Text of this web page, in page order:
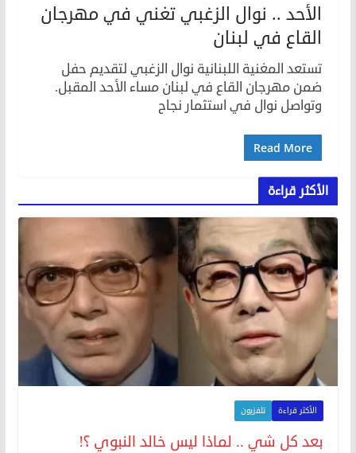
الأحد .. نوال الزغبي تغني في مهرجان
القاع في لبنان
تستعد المغنية اللبنانية نوال الزغبي لتقديم حفل
ضمن مهرجان القاع في لبنان مساء الأحد المقبل.
وتواصل نوال في استثمار نجاح
Read More
الأكثر قراءة
الأكثر قراءة تلفزيون
بعد كل شي .. لماذا ليس خالد النبوي ؟!